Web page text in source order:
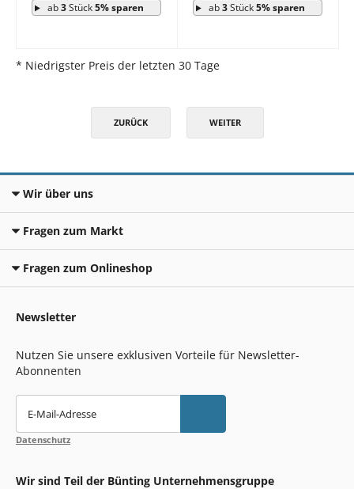
ab3Stück5% sparen ab3Stück5% sparen
* Niedrigster Preis der letzten 30 Tage
ZURÜCK WEITER
Wir über uns
Fragen zum Markt
Fragen zum Onlineshop
Newsletter
Nutzen Sie unsere exklusiven Vorteile für Newsletter-
Abonnenten
E-Mail-Adresse
Datenschutz
Wir sind Teil der Bünting Unternehmensgruppe